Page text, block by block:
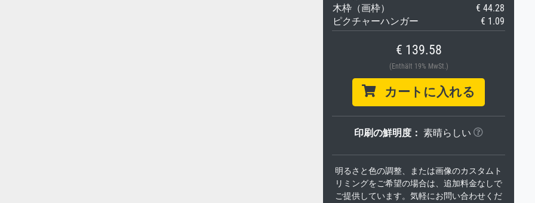
木枠（画枠）
€ 44.28
ピクチャーハンガー
€ 1.09
€ 139.58
(Enthält 19% MwSt.)
カートに入れる
印刷の鮮明度： 素晴らしい
明るさと色の調整、または画像のカスタムト
リミングをご希望の場合は、追加料金なしで
ご提供しています。気軽にお問い合わせくだ